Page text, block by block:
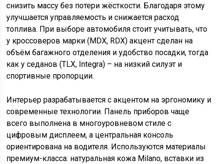
снизить массу без потери жёсткости. Благодаря этому
улучшается управляемость и снижается расход
топлива. При выборе автомобиля стоит учитывать, что
у кроссоверов марки (MDX, RDX) акцент сделан на
объём багажного отделения и удобство посадки, тогда
как у седанов (TLX, Integra) – на низкий силуэт и
спортивные пропорции.
Интерьер разрабатывается с акцентом на эргономику и
современные технологии. Панель приборов чаще
всего выполнена в многоуровневом стиле с
цифровым дисплеем, а центральная консоль
ориентирована на водителя. Используются материалы
премиум-класса: натуральная кожа Milano, вставки из